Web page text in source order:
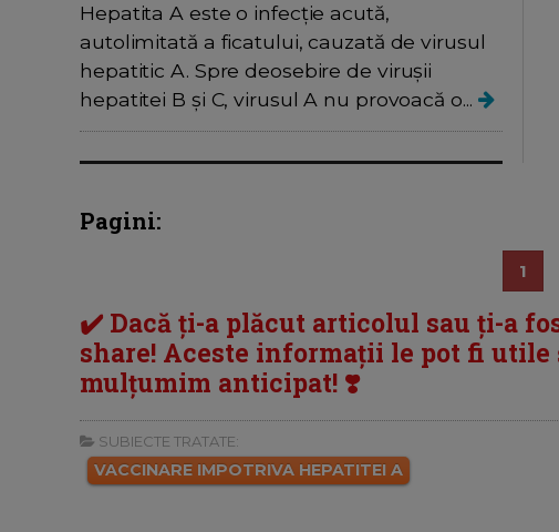
Hepatita A este o infecție acută,
autolimitată a ficatului, cauzată de virusul
hepatitic A. Spre deosebire de virușii
hepatitei B și C, virusul A nu provoacă o...
Pagini:
1
✔️ Dacă ți-a plăcut articolul sau ți-a
share! Aceste informații le pot fi
mulțumim anticipat! ❣️
SUBIECTE TRATATE:
VACCINARE IMPOTRIVA HEPATITEI A